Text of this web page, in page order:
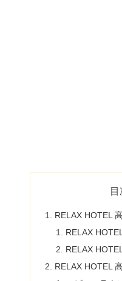
目
RELAX HOTEL
RELAX
RELAX
RELAX HOTEL